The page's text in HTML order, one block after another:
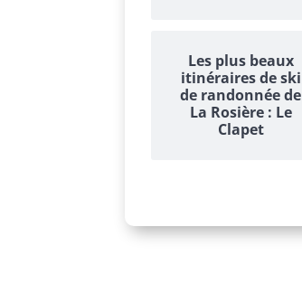
Les plus beaux
itinéraires de ski
de randonnée de
La Rosière : Le
Clapet